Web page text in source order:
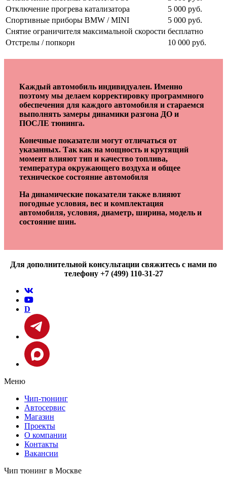
Отключение прогрева катализатора
5 000 руб.
Спортивные приборы BMW / MINI
5 000 руб.
Снятие ограничителя максимальной скорости бесплатно
Отстрелы / попкорн
10 000 руб.
Каждый автомобиль индивидуален. Именно
поэтому мы делаем корректировку программного
обеспечения для каждого автомобиля и стараемся
выполнять замеры динамики разгона ДО и
ПОСЛЕ тюнинга.
Конечные показатели могут отличаться от
указанных. Так как на мощность и крутящий
момент влияют тип и качество топлива,
температура окружающего воздуха и общее
техническое состояние автомобиля
На динамические показатели также влияют
погодные условия, вес и комплектация
автомобиля, условия, диаметр, ширина, модель и
состояние шин.
Для дополнительной консультации свяжитесь с нами по
телефону +7 (499) 110-31-27
D
Меню
Чип-тюнинг
Автосервис
Магазин
Проекты
О компании
Контакты
Вакансии
Чип тюнинг в Москве